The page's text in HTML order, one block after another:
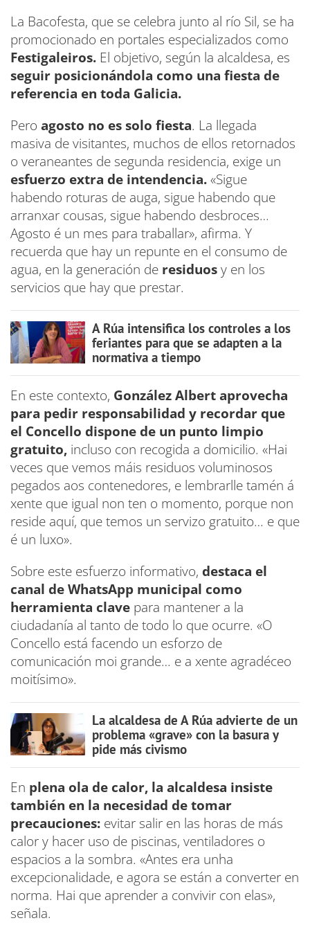
La Bacofesta, que se celebra junto al río Sil, se ha
promocionado en portales especializados como
Festigaleiros. El objetivo, según la alcaldesa, es
seguir posicionándola como una fiesta de
referencia en toda Galicia.
Pero agosto no es solo fiesta. La llegada
masiva de visitantes, muchos de ellos retornados
o veraneantes de segunda residencia, exige un
esfuerzo extra de intendencia.«Sigue
habendo roturas de auga, sigue habendo que
arranxar cousas, sigue habendo desbroces…
Agosto é un mes para traballar», afirma. Y
recuerda que hay un repunte en el consumo de
agua, en la generación de residuosy en los
servicios que hay que prestar.
A Rúa intensifica los controles a los
feriantes para que se adapten a la
normativa a tiempo
En este contexto, González Albert aprovecha
para pedir responsabilidad y recordar que
el Concello dispone de un punto limpio
gratuito, incluso con recogida a domicilio. «Hai
veces que vemos máis residuos voluminosos
pegados aos contenedores, e lembrarlle tamén á
xente que igual non ten o momento, porque non
reside aquí, que temos un servizo gratuito… e que
é un luxo».
Sobre este esfuerzo informativo, destaca el
canal de WhatsApp municipal como
herramienta clave para mantener a la
ciudadanía al tanto de todo lo que ocurre. «O
Concello está facendo un esforzo de
comunicación moi grande… e a xente agradéceo
moitísimo».
La alcaldesa de A Rúa advierte de un
problema «grave» con la basura y
pide más civismo
En plena ola de calor, la alcaldesa insiste
también en la necesidad de tomar
precauciones: evitar salir en las horas de más
calor y hacer uso de piscinas, ventiladores o
espacios a la sombra. «Antes era unha
excepcionalidade, e agora se están a converter en
norma. Hai que aprender a convivir con elas»,
señala.